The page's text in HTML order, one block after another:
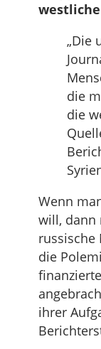
„Die
die
die
Wenn
will, dann
russische
die
ihrer